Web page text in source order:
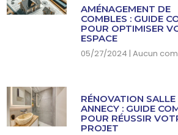
AMÉNAGEMENT DE
COMBLES : GUIDE
POUR OPTIMISER
ESPACE
05/27/2024 Aucun
RÉNOVATION SALLE
ANNECY : GUIDE
POUR RÉUSSIR
PROJET